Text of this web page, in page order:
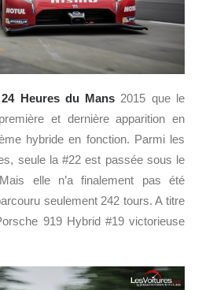
24 Heures du Mans 2015 que le
et dernière apparition en
hybride en fonction. Parmi les
seule la #22 est passée sous le
elle n’a finalement pas été
seulement 242 tours. A titre
919 Hybrid #19 victorieuse